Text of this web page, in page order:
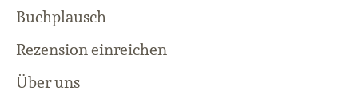
Buchplausch
Rezension einreichen
Über uns